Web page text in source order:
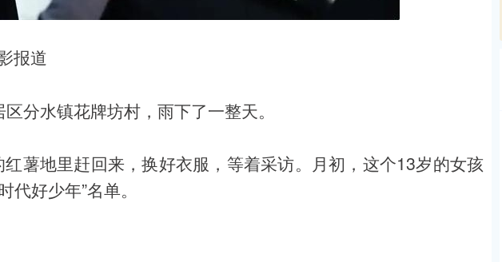
报道
分水镇花牌坊村，雨下了一整天。
薯地里赶回来，换好衣服，等着采访。月初，这个13岁的女孩
代好少年”名单。